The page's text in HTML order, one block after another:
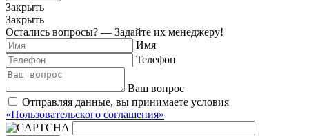
Закрыть
Закрыть
Остались вопросы? — Задайте их менеджеру!
Имя
Телефон
Ваш вопрос
Отправляя данные, вы принимаете условия
«Пользовательского соглашения»